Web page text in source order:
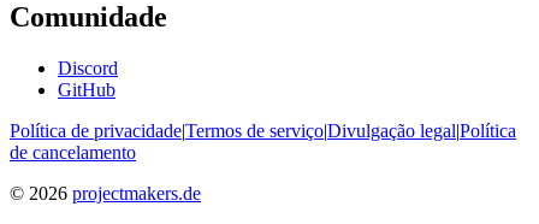
Comunidade
Discord
GitHub
Política de privacidade|Termos de serviço|Divulgação legal|Política
de cancelamento
© 2026 projectmakers.de